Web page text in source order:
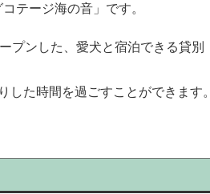
テージ海の音」です。
プンした、愛犬と宿泊できる貸別
た時間を過ごすことができます。